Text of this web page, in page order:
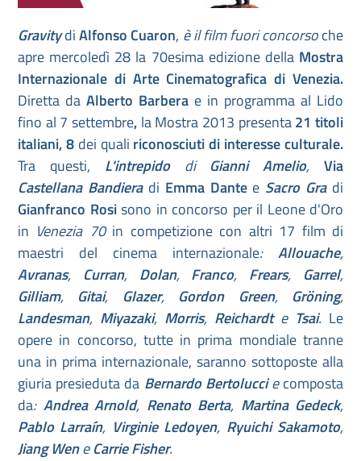
GravitydiAlfonso Cuaron, è il film fuori concorsoche
apre mercoledì 28 la 70esima edizione della Mostra
Internazionale di Arte Cinematografica di Venezia.
Diretta da Alberto Barbera e in programma al Lido
fino al 7 settembre, la Mostra 2013 presenta21 titoli
italiani, 8 dei quali riconosciuti di interesse culturale.
Tra questi,
L'intrepido di Gianni Amelio,Via
Castellana Bandiera di Emma Dantee Sacro Gradi
Gianfranco Rosisono in concorso per il Leone d'Oro
in Venezia 70 in competizione con altri 17 film di
maestri del cinema internazionale: Allouache,
Avranas, Curran, Dolan, Franco, Frears, Garrel,
Gilliam, Gitai, Glazer, Gordon Green, Gröning,
Landesman, Miyazaki, Morris, Reichardte Tsai. Le
opere in concorso, tutte in prima mondiale tranne
una in prima internazionale, saranno sottoposte alla
giuria presieduta da Bernardo Bertolucciecomposta
da: Andrea Arnold, Renato Berta, Martina Gedeck,
Pablo Larraín, Virginie Ledoyen, Ryuichi Sakamoto,
Jiang WeneCarrie Fisher.